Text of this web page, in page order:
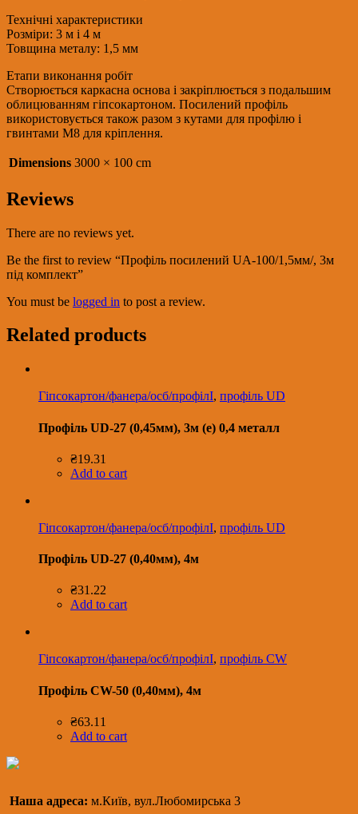
Технічні характеристики
Розміри: 3 м і 4 м
Товщина металу: 1,5 мм
Етапи виконання робіт
Створюється каркасна основа і закріплюється з подальшим
облицюванням гіпсокартоном. Посилений профіль
використовується також разом з кутами для профілю і
гвинтами M8 для кріплення.
Dimensions 3000 × 100 cm
Reviews
There are no reviews yet.
Be the first to review “Профіль посилений UА-100/1,5мм/, 3м
під комплект”
You must be logged in to post a review.
Related products
Гіпсокартон/фанера/осб/профілІ, профіль UD
Профіль UD-27 (0,45мм), 3м (е) 0,4 металл
₴19.31
Add to cart
Гіпсокартон/фанера/осб/профілІ, профіль UD
Профіль UD-27 (0,40мм), 4м
₴31.22
Add to cart
Гіпсокартон/фанера/осб/профілІ, профіль CW
Профіль CW-50 (0,40мм), 4м
₴63.11
Add to cart
Наша адреса: м.Київ, вул.Любомирська 3